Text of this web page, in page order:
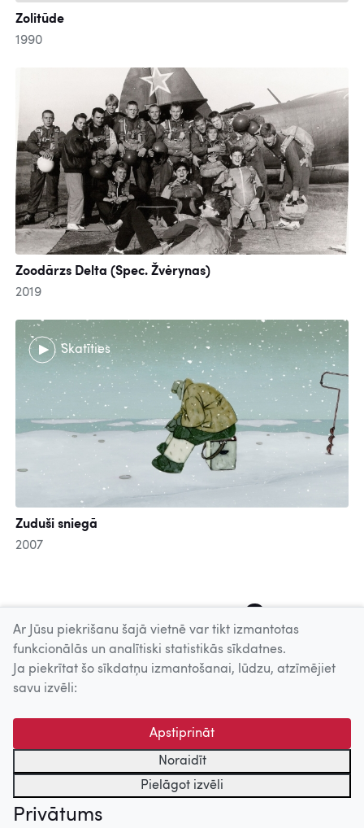
Zolitūde
1990
Zoodārzs Delta (Spec. Žvėrynas)
2019
Skatīties
Zuduši sniegā
2007
Uz augšu
© 2026 Nacionālais Kino centrs, Kultūras informācijas sistēmu
centrs. Sadarbības partneris: Latvijas Valsts
kinofotofonodokumentu arhīvs.
Ar Jūsu piekrišanu šajā vietnē var tikt izmantotas
funkcionālās un analītiski statistikās sīkdatnes.
Ja piekrītat šo sīkdatņu izmantošanai, lūdzu, atzīmējiet
savu izvēli:
Apstiprināt
Noraidīt
Pielāgot izvēli
Privātums